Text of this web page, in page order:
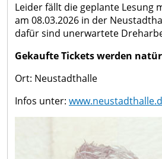
Leider fällt die geplante Lesung
am 08.03.2026 in der
dafür sind unerwartete
Gekaufte Tickets werden
Ort: Neustadthalle
Infos unter: